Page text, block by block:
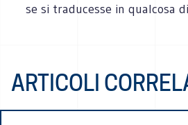
se si traducesse in qualcosa
ARTICOLI